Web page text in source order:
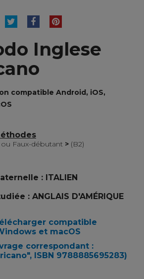
TWEETPARTAGERPINTEREST
Inglese
compatible Android, iOS,
ou Faux-débutant > (B2)
: ITALIEN
: ANGLAIS D'AMÉRIQUE
compatible
et macOS
correspondant :
", ISBN 9788885695283)